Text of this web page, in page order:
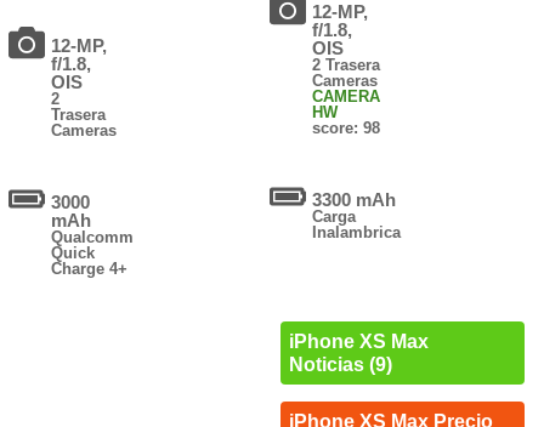
12-MP,
f/1.8,
OIS
2
Trasera
Cameras
3000
mAh
Qualcomm
Quick
Charge 4+
12-MP,
f/1.8,
OIS
2 Trasera
Cameras
CAMERA
HW
score: 98
3300 mAh
Carga
Inalambrica
iPhone XS Max
Noticias (9)
iPhone XS Max Precio